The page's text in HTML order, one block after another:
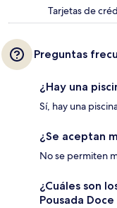
Tarjetas de
Preguntas
¿Hay una
Sí, hay una
¿Se aceptan
No se permiten
¿Cuáles son
Pousada